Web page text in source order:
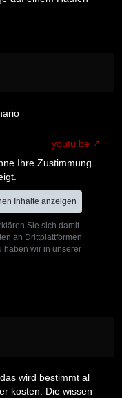
youtu.be
Ihre Zustimmung
Inhalte anzeigen
Sie sich damit
an Drittplattformen
haben wir in unserer
wird bestimmt al
kosten. Die wissen